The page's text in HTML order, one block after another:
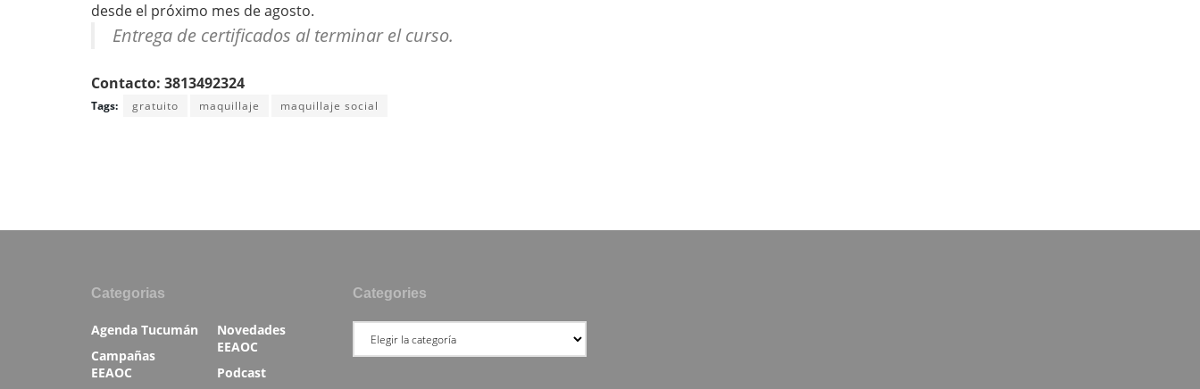
desde el próximo mes de agosto.
Entrega de certificados al terminar el curso.
Contacto: 3813492324
Tags: gratuito maquillaje maquillaje social
Categorias
Agenda Tucumán
Campañas
EEAOC
Novedades
EEAOC
Podcast
Categories